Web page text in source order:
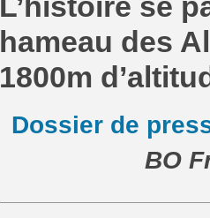
L’histoire se
hameau des
1800m
Dossier de
BO